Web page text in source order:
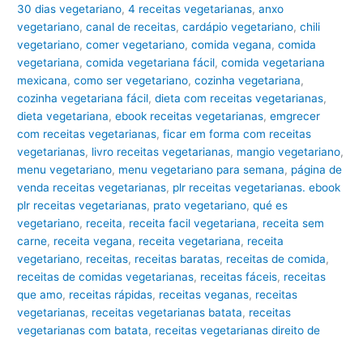
30 dias vegetariano,4 receitas vegetarianas,anxo
vegetariano,canal de receitas,cardápio vegetariano,chili
vegetariano,comer vegetariano,comida vegana,comida
vegetariana,comida vegetariana fácil,comida vegetariana
mexicana,como ser vegetariano,cozinha vegetariana,
cozinha vegetariana fácil,dieta com receitas vegetarianas,
dieta vegetariana,ebook receitas vegetarianas,emgrecer
com receitas vegetarianas,ficar em forma com receitas
vegetarianas, livro receitas vegetarianas, mangio vegetariano,
menu vegetariano, menu vegetariano para semana, página de
venda receitas vegetarianas, plr receitas vegetarianas. ebook
plr receitas vegetarianas, prato vegetariano,qué es
vegetariano, receita, receita facil vegetariana, receita sem
carne, receita vegana, receita vegetariana, receita
vegetariano, receitas, receitas baratas, receitas de comida,
receitas de comidas vegetarianas, receitas fáceis, receitas
que amo, receitas rápidas, receitas veganas, receitas
vegetarianas, receitas vegetarianas batata, receitas
vegetarianas com batata, receitas vegetarianas direito de